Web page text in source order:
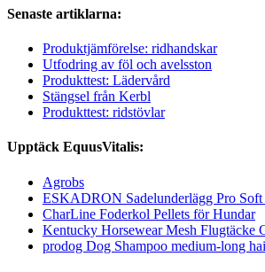
Senaste artiklarna:
Produktjämförelse: ridhandskar
Utfodring av föl och avelsston
Produkttest: Lädervård
Stängsel från Kerbl
Produkttest: ridstövlar
Upptäck EquusVitalis:
Agrobs
ESKADRON Sadelunderlägg Pro
CharLine Foderkol Pellets för Hundar
Kentucky Horsewear Mesh Flugtäcke
prodog Dog Shampoo medium-long